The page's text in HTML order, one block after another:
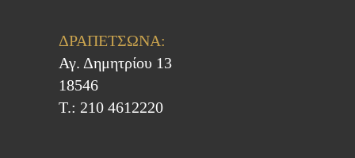
ΔΡΑΠΕΤΣΩΝΑ:
Αγ. Δημητρίου 13
18546
Τ.: 210 4612220